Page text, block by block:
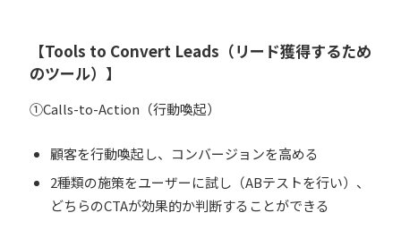
【Tools to Convert Leads（リード獲得するため
のツール）】
①Calls-to-Action（行動喚起）
顧客を行動喚起し、コンバージョンを高める
2種類の施策をユーザーに試し（ABテストを行い）、
どちらのCTAが効果的か判断することができる